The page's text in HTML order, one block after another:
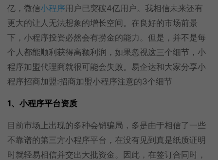
亿，微信小程序用户已突破4亿用户。我相信未来还有
更大的让人无法想象的增长空间。在良好的市场前景
下，小程序投资必然会有捞金的能力。但是，并不是每
个人都能顺利获得高额利润，如果忽视这三个细节，小
程序加盟代理商就很可能会失败。易企达和大家分享小
程序招商加盟:招商加盟小程序注意的3个细节
1、小程序平台资质
目前市场上出现的多种会销骗局，多是由于相信了一些
不靠谱的第三方小程序平台，在没有见到真是纸质证明
时就轻易相信并交出大批资金。因此，在签订合同时，